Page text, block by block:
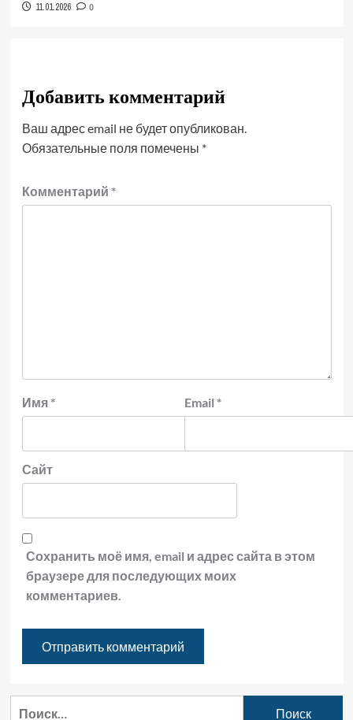
11.01.2026 0
Добавить комментарий
Ваш адрес email не будет опубликован.
Обязательные поля помечены *
Комментарий *
Имя * Email *
Сайт
Сохранить моё имя, email и адрес сайта в этом
браузере для последующих моих
комментариев.